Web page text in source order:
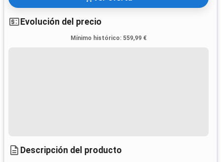
Evolución del precio
Mínimo histórico: 559,99 €
Descripción del producto